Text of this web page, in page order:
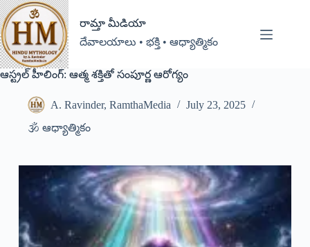
రామ్తా మీడియా
దేవాలయాలు • భక్తి • ఆధ్యాత్మికం
ఆస్ట్రల్ హీలింగ్: ఆత్మ శక్తితో సంపూర్ణ ఆరోగ్యం
A. Ravinder, RamthaMedia
July 23, 2025
🕉️ ఆధ్యాత్మికం